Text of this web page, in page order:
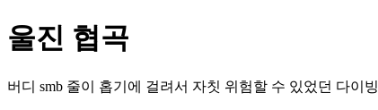
울진 협곡
버디 smb 줄이 홉기에 걸려서 자칫 위험할 수 있었던 다이빙